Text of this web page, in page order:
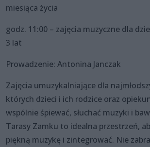
miesiąca życia
godz. 11:00 – zajęcia muzyczne dla
3 lat
Prowadzenie: Antonina Janczak
Zajęcia umuzykalniające dla
których dzieci i ich rodzice oraz
wspólnie śpiewać, słuchać muzyki i
Tarasy Zamku to idealna przestrzeń,
piękną muzykę i zintegrować. Nie